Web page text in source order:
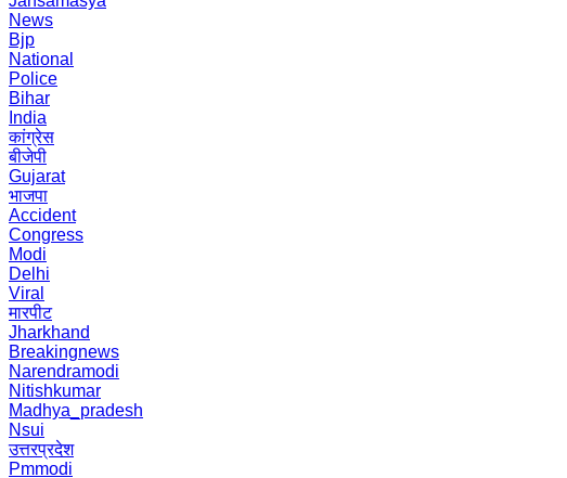
News
Bjp
National
Police
Bihar
India
कांग्रेस
बीजेपी
Gujarat
भाजपा
Accident
Congress
Modi
Delhi
Viral
मारपीट
Jharkhand
Breakingnews
Narendramodi
Nitishkumar
Madhya_pradesh
Nsui
उत्तरप्रदेश
Pmmodi